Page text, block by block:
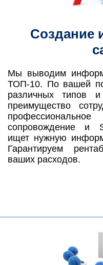
Создание
Мы выводим
ТОП-10. По вашей
различных типов
преимущество
сопровождение и
ищет нужную
Гарантируем
ваших расходов.